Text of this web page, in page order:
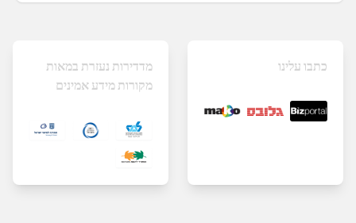
מדדירות נעזרת במאות
מקורות מידע אמינים
כתבו עלינו